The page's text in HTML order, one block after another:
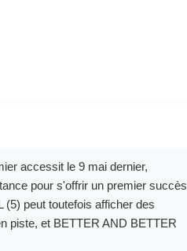
accessit le 9 mai dernier,
pour s'offrir un premier succès
peut toutefois afficher des
piste, et BETTER AND BETTER